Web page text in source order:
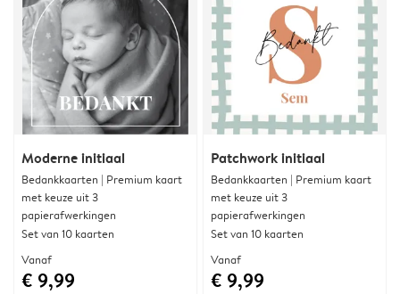
Moderne initiaal
Bedankkaarten | Premium kaart
met keuze uit 3
papierafwerkingen
Set van 10 kaarten
Vanaf
€ 9,99
Patchwork initiaal
Bedankkaarten | Premium kaart
met keuze uit 3
papierafwerkingen
Set van 10 kaarten
Vanaf
€ 9,99